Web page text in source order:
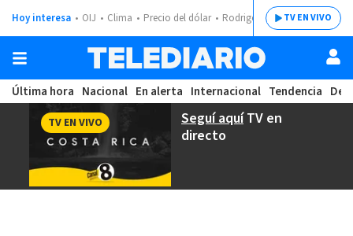
Hoy interesa OIJ Clima Precio del dólar Rodrigo ChavesTV EN VIVO
Última hora Nacional En alerta Internacional Tendencia
Seguí aquíTV en
directo
TV EN VIVO